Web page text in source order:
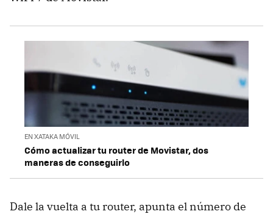
EN XATAKA MÓVIL
Cómo actualizar tu router de Movistar, dos
maneras de conseguirlo
Dale la vuelta a tu router, apunta el número de